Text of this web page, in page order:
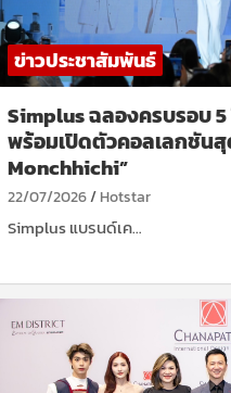
ข่าวประชาสัมพันธ์
Simplus ฉลองครบรอบ
พร้อมเปิดตัวคอลเลกชัน
Monchhichi”
22/07/2026 Hotstar
Simplus แบรนด์เค…